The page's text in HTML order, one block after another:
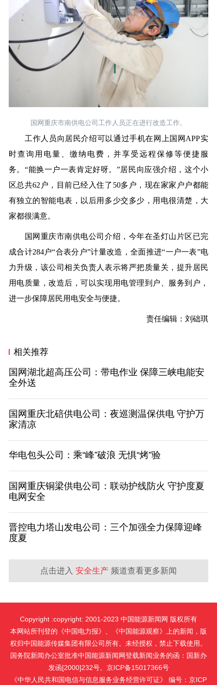
国网重庆市南供电公司工作人员正在进行改造工作。
工作人员向居民介绍可以通过手机在网上国网APP实
时查询用电量、缴纳电费，并享受远程保修等便捷服
务。“能换一户一表肯定好呀。”居民向应强介绍，这个小
区总共62户，目前已经入住了50多户，现在家家户户都能
有独立的智能电表，以后用多少交多少，用电很清楚，大
家都很满意。
国网重庆市南供电公司介绍，今年在圣灯山片区已完
成合计284户“合表分户”计量改造，全面推进“一户一表”电
力升级，该公司相关负责人表示将严把质量关，提升居民
用电质量，改造后，可以实现用电管理到户、服务到户，
进一步保障居民用电安全与便捷。
责任编辑：刘础琪
相关推荐
国网湖北超高压公司：带电作业 保障三峡电能安
全外送
国网重庆北碚供电公司：夜巡测温保供电 守护万
家清凉
华电包头公司：乘“峰”破浪 无惧“烤”验
国网重庆铜梁供电公司：联动护线防火 守护度夏
电网安全
晋控电力塔山发电公司：三个加强全力保障迎峰
度夏
点击进入 安全生产 频道查看更多新闻
Copyright :copyright: 2001-2023 中国能源新闻网 版权所有
本网站所刊登的《中国电力报》、《中国能源观察》上的新闻，版
权归中国能源传媒集团有限公司所有。未经授权，禁止下载使用。
国务院新闻办公室批准中国能源新闻网登载新闻业务的函：国新办
发函[2000]232号。京ICP备15017366号
《中华人民共和国电信与信息服务业务经营许可证》 编号：京ICP